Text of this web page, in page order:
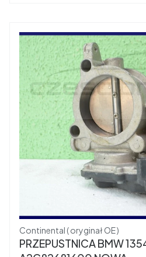
Producent
Continental ( oryginał OE )
PRZEPUSTNICA BMW